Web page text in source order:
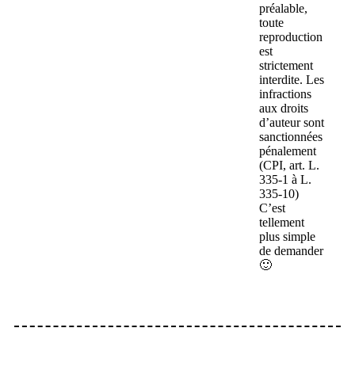
préalable,
toute
reproduction
est
strictement
interdite. Les
infractions
aux droits
d’auteur sont
sanctionnées
pénalement
(CPI, art. L.
335-1 à L.
335-10)
C’est
tellement
plus simple
de demander
🙂